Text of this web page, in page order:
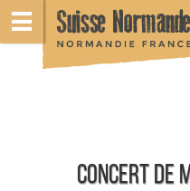
CONCERT DE